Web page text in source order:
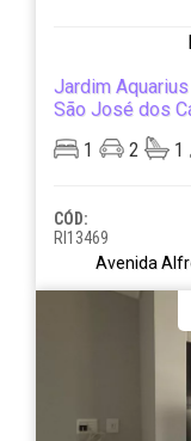
Jardim Aquarius
São José dos
1
2 1
CÓD:
RI13469
Avenida